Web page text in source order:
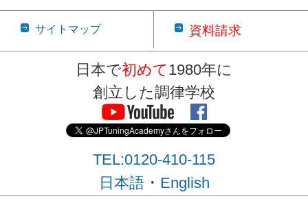
サイトマップ 資料請求
日本で初めて1980年に
創立した調律学校
TEL:0120-410-115
日本語・ English
コンテンツに移動